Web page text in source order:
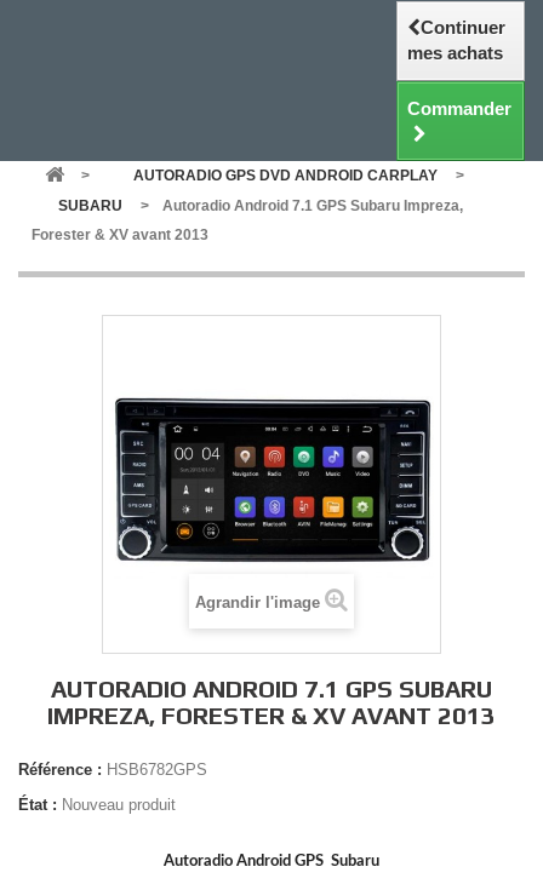
Continuer
mes achats
Commander
> AUTORADIO GPS DVD ANDROID CARPLAY
>
SUBARU
>
Autoradio Android 7.1 GPS Subaru Impreza,
Forester & XV avant 2013
Agrandir l'image
AUTORADIO ANDROID 7.1 GPS SUBARU
IMPREZA, FORESTER & XV AVANT 2013
Référence : HSB6782GPS
État : Nouveau produit
Autoradio Android GPS Subaru